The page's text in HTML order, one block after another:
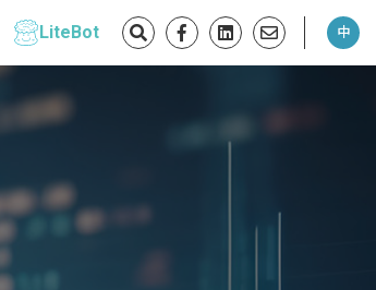
LiteBot 中